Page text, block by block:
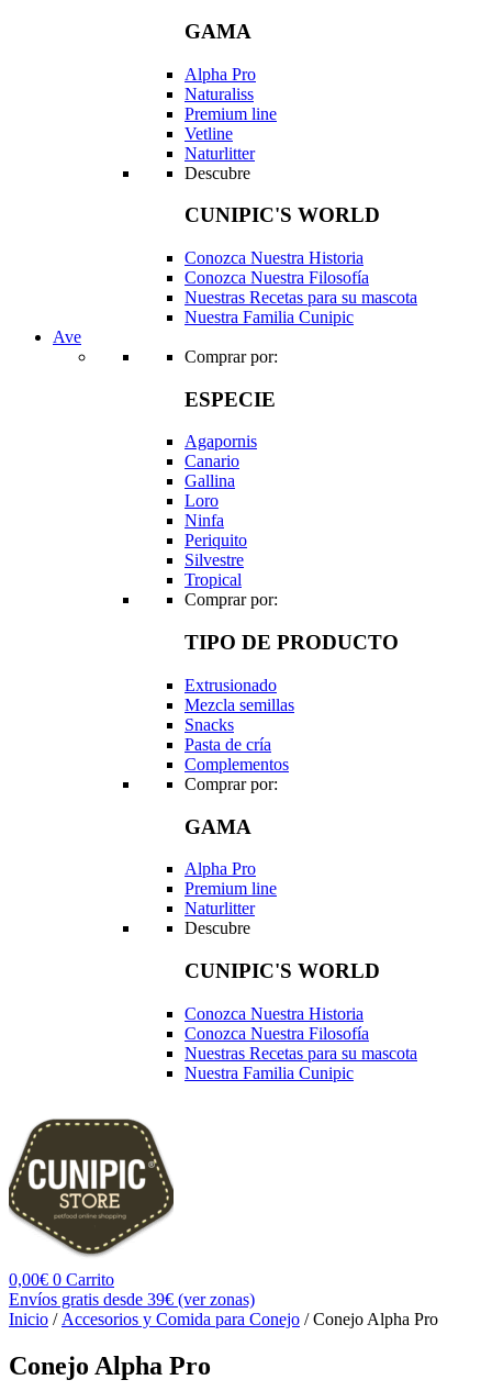
GAMA
Alpha Pro
Naturaliss
Premium line
Vetline
Naturlitter
Descubre
CUNIPIC'S WORLD
Conozca Nuestra Historia
Conozca Nuestra Filosofía
Nuestras Recetas para su mascota
Nuestra Familia Cunipic
Ave
Comprar por:
ESPECIE
Agapornis
Canario
Gallina
Loro
Ninfa
Periquito
Silvestre
Tropical
Comprar por:
TIPO DE PRODUCTO
Extrusionado
Mezcla semillas
Snacks
Pasta de cría
Complementos
Comprar por:
GAMA
Alpha Pro
Premium line
Naturlitter
Descubre
CUNIPIC'S WORLD
Conozca Nuestra Historia
Conozca Nuestra Filosofía
Nuestras Recetas para su mascota
Nuestra Familia Cunipic
0,00€ 0 Carrito
Envíos gratis desde 39€ (ver zonas)
Inicio / Accesorios y Comida para Conejo / Conejo Alpha Pro
Conejo Alpha Pro